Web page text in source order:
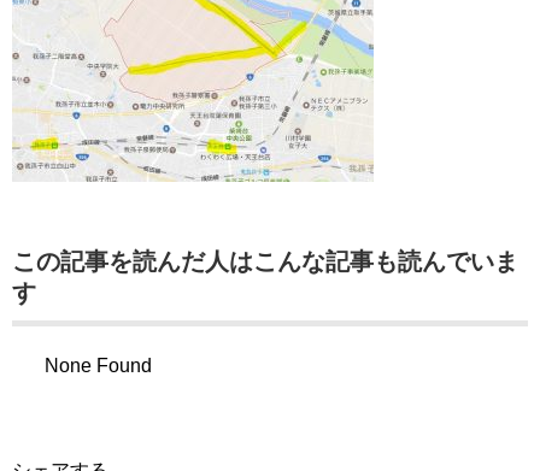
この記事を読んだ人はこんな記事も読んでいま
す
None Found